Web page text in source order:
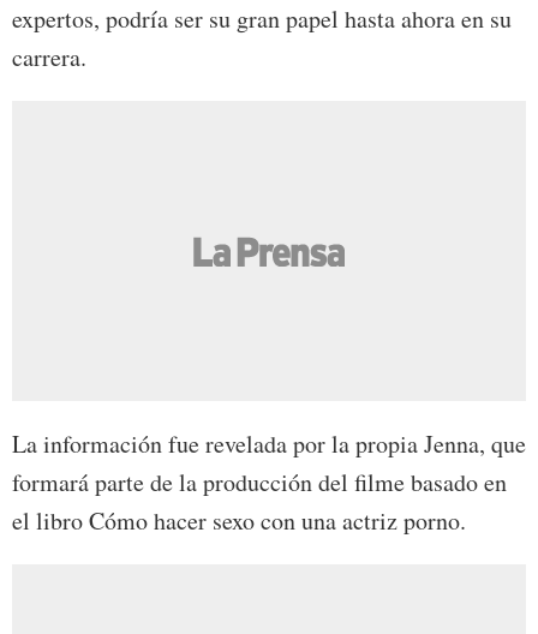
expertos, podría ser su gran papel hasta ahora en su
carrera.
La información fue revelada por la propia Jenna, que
formará parte de la producción del filme basado en
el libro Cómo hacer sexo con una actriz porno.